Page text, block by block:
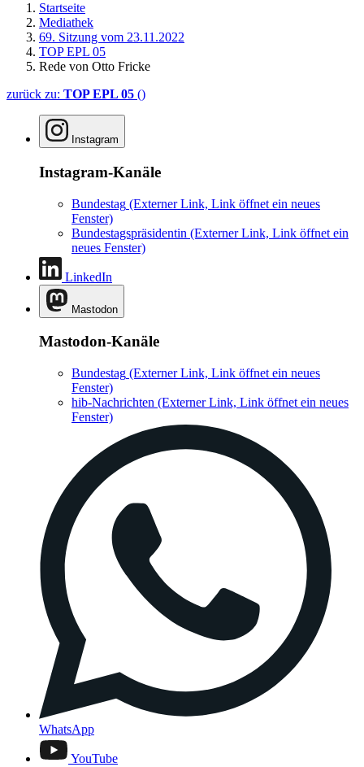
Startseite
Mediathek
69. Sitzung vom 23.11.2022
TOP EPL 05
Rede von Otto Fricke
zurück zu: TOP EPL 05 ()
Instagram
Instagram-Kanäle
Bundestag (Externer Link, Link öffnet ein neues
Fenster)
Bundestagspräsidentin (Externer Link, Link öffnet ein
neues Fenster)
LinkedIn
Mastodon
Mastodon-Kanäle
Bundestag (Externer Link, Link öffnet ein neues
Fenster)
hib-Nachrichten (Externer Link, Link öffnet ein neues
Fenster)
WhatsApp
YouTube